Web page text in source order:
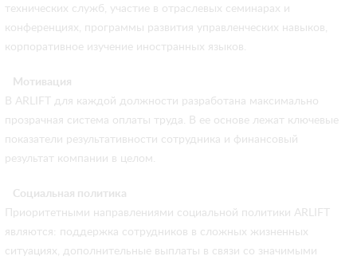
технических служб, участие в отраслевых семинарах и
конференциях, программы развития управленческих навыков,
корпоративное изучение иностранных языков.
Мотивация
В ARLIFT для каждой должности разработана максимально
прозрачная система оплаты труда. В ее основе лежат ключевые
показатели результативности сотрудника и финансовый
результат компании в целом.
Социальная политика
Приоритетными направлениями социальной политики ARLIFT
являются: поддержка сотрудников в сложных жизненных
ситуациях, дополнительные выплаты в связи со значимыми